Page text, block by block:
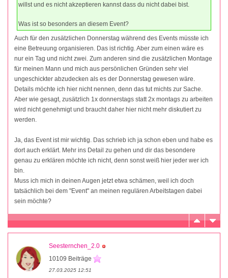
willst und es nicht akzeptieren kannst dass du nicht dabei bist.
Was ist so besonders an diesem Event?
Auch für den zusätzlichen Donnerstag während des Events müsste ich
eine Betreuung organisieren. Das ist richtig. Aber zum einen wäre es
nur ein Tag und nicht zwei. Zum anderen sind die zusätzlichen Montage
für meinen Mann und mich aus persönlichen Gründen sehr viel
ungeschickter abzudecken als es der Donnerstag gewesen wäre.
Details möchte ich hier nicht nennen, denn das tut michts zur Sache.
Aber wie gesagt, zusätzlich 1x donnerstags statt 2x montags zu arbeiten
wird nicht genehmigt und braucht daher hier nicht mehr diskutiert zu
werden.
Ja, das Event ist mir wichtig. Das schrieb ich ja schon eben und habe es
dort auch erklärt. Mehr ins Detail zu gehen und dir das besondere
genau zu erklären möchte ich nicht, denn sonst weiß hier jeder wer ich
bin.
Muss ich mich in deinen Augen jetzt etwa schämen, weil ich doch
tatsächlich bei dem "Event" an meinen regulären Arbeitstagen dabei
sein möchte?
Seesternchen_2.0
10109 Beiträge
27.03.2025 12:51